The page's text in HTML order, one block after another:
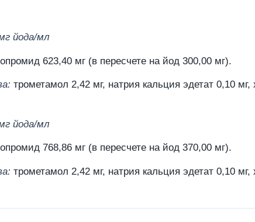
йода/мл
623,40 мг (в пересчете на йод 300,00 мг).
трометамол 2,42 мг, натрия кальция эдетат 0,10
йода/мл
768,86 мг (в пересчете на йод 370,00 мг).
трометамол 2,42 мг, натрия кальция эдетат 0,10